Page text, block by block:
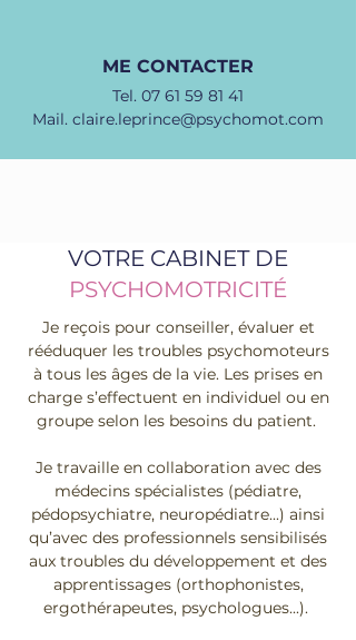
ME CONTACTER
Tel. 07 61 59 81 41
Mail. claire.leprince@psychomot.com
VOTRE CABINET DE
PSYCHOMOTRICITÉ
Je reçois pour conseiller, évaluer et
rééduquer les troubles psychomoteurs
à tous les âges de la vie. Les prises en
charge s’effectuent en individuel ou en
groupe selon les besoins du patient.
Je travaille en collaboration avec des
médecins spécialistes (pédiatre,
pédopsychiatre, neuropédiatre...) ainsi
qu’avec des professionnels sensibilisés
aux troubles du développement et des
apprentissages (orthophonistes,
ergothérapeutes, psychologues...).